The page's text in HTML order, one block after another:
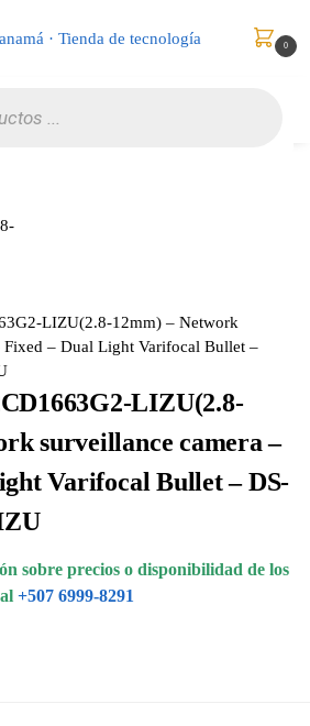
0
LIZU(2.8-12mm) – Network
Fixed – Dual Light Varifocal Bullet –
LIZU(2.8-
surveillance camera –
Varifocal Bullet – DS-
sobre precios o disponibilidad de los
+507 6999-8291